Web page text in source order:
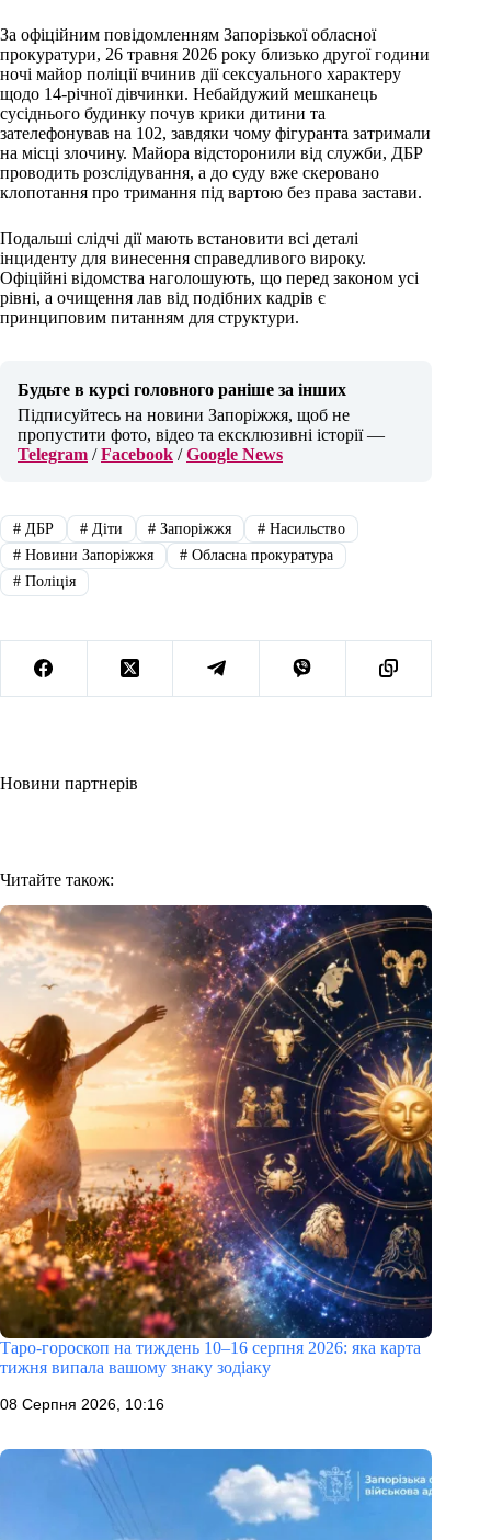
За офіційним повідомленням Запорізької обласної
прокуратури, 26 травня 2026 року близько другої години
ночі майор поліції вчинив дії сексуального характеру
щодо 14-річної дівчинки. Небайдужий мешканець
сусіднього будинку почув крики дитини та
зателефонував на 102, завдяки чому фігуранта затримали
на місці злочину. Майора відсторонили від служби, ДБР
проводить розслідування, а до суду вже скеровано
клопотання про тримання під вартою без права застави.
Подальші слідчі дії мають встановити всі деталі
інциденту для винесення справедливого вироку.
Офіційні відомства наголошують, що перед законом усі
рівні, а очищення лав від подібних кадрів є
принциповим питанням для структури.
Будьте в курсі головного раніше за інших
Підписуйтесь на новини Запоріжжя, щоб не
пропустити фото, відео та ексклюзивні історії —
Telegram /Facebook /Google News
#ДБР #Діти # Запоріжжя # Насильство
#Новини Запоріжжя #Обласна прокуратура
#Поліція
Новини партнерів
Читайте також:
Таро-гороскоп на тиждень 10–16 серпня 2026: яка карта
тижня випала вашому знаку зодіаку
08 Серпня 2026, 10:16